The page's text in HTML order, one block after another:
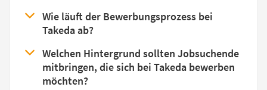
Wie läuft der Bewerbungsprozess bei
Takeda ab?
Welchen Hintergrund sollten Jobsuchende
mitbringen, die sich bei Takeda bewerben
möchten?